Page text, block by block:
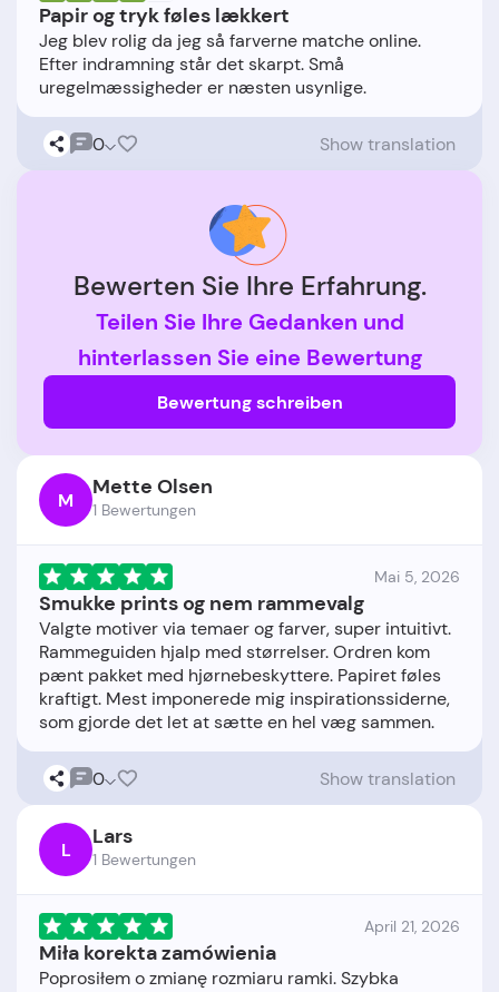
Papir og tryk føles lækkert
Jeg blev rolig da jeg så farverne matche online.
Efter indramning står det skarpt. Små
0 Show translation
Bewerten Sie Ihre Erfahrung.
Teilen Sie Ihre Gedanken und
hinterlassen Sie eine Bewertung
Bewertung schreiben
M Mette Olsen
1 Bewertungen
Mai 5, 2026
Smukke prints og nem rammevalg
Valgte motiver via temaer og farver, super intuitivt.
Rammeguiden hjalp med størrelser. Ordren kom
pænt pakket med hjørnebeskyttere. Papiret føles
kraftigt. Mest imponerede mig inspirationssiderne,
0 Show translation
L Lars
1 Bewertungen
April 21, 2026
Miła korekta zamówienia
Poprosiłem o zmianę rozmiaru ramki. Szybka